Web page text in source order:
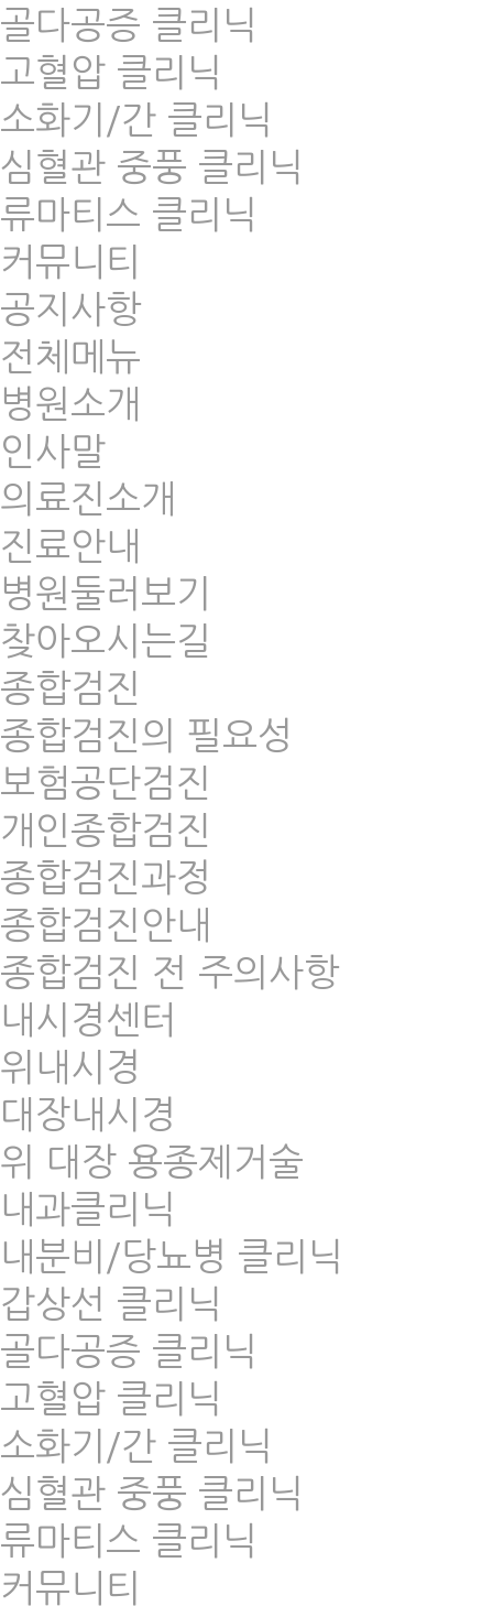
골다공증 클리닉
고혈압 클리닉
소화기/간 클리닉
심혈관 중풍 클리닉
류마티스 클리닉
커뮤니티
공지사항
전체메뉴
병원소개
인사말
의료진소개
진료안내
병원둘러보기
찾아오시는길
종합검진
종합검진의 필요성
보험공단검진
개인종합검진
종합검진과정
종합검진안내
종합검진 전 주의사항
내시경센터
위내시경
대장내시경
위 대장 용종제거술
내과클리닉
내분비/당뇨병 클리닉
갑상선 클리닉
골다공증 클리닉
고혈압 클리닉
소화기/간 클리닉
심혈관 중풍 클리닉
류마티스 클리닉
커뮤니티